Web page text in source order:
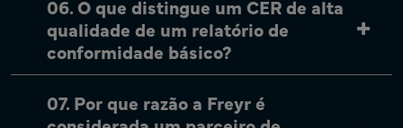
06. O que distingue um CER de alta
qualidade de um relatório de
conformidade básico?
07. Por que razão a Freyr é